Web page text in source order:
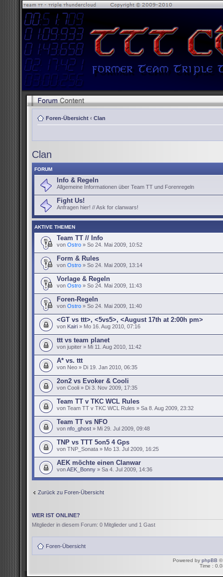
Foren-Übersicht ‹ Clan
Clan
FORUM
Info & Regeln
Allgemeine Informationen über Team TT und Forenregeln
Fight Us!
Anfragen hier! // Ask for clanwars!
AKTIVE THEMEN
Team TT // Info
von Ostro » So 24. Mai 2009, 10:52
Form & Rules
von Ostro » So 24. Mai 2009, 13:14
Vorlage & Regeln
von Ostro » So 24. Mai 2009, 11:43
Foren-Regeln
von Ostro » So 24. Mai 2009, 11:40
<GT vs ttt>, <5vs5>, <August 17th at 2:00h pm>
von Kairi » Mo 16. Aug 2010, 07:16
ttt vs team planet
von jupiter » Mi 11. Aug 2010, 11:42
A* vs. ttt
von Neo » Di 19. Jan 2010, 06:35
2on2 vs Evoker & Cooli
von Cooli » Di 3. Nov 2009, 17:35
Team TT v TKC WCL Rules
von Team TT v TKC WCL Rules » Sa 8. Aug 2009, 23:32
Team TT vs NFO
von nfo_ghost » Mi 29. Jul 2009, 09:48
TNP vs TTT 5on5 4 Gps
von TNP_Sonata » Mo 13. Jul 2009, 16:25
AEK möchte einen Clanwar
vonAEK_Bonny » Sa 4. Jul 2009, 14:36
Zurück zu Foren-Übersicht
WER IST ONLINE?
Mitglieder in diesem Forum: 0 Mitglieder und 1 Gast
Foren-Übersicht
Powered by phpBB ©
Time :